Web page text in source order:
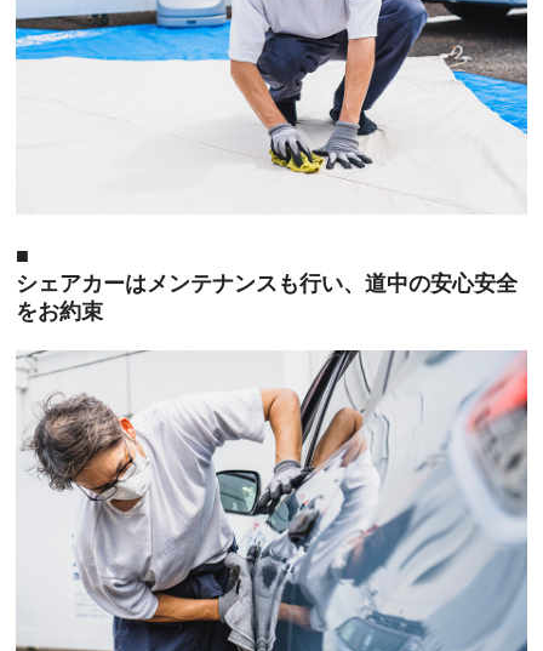
シェアカーはメンテナンスも行い、道中の安心安全
をお約束